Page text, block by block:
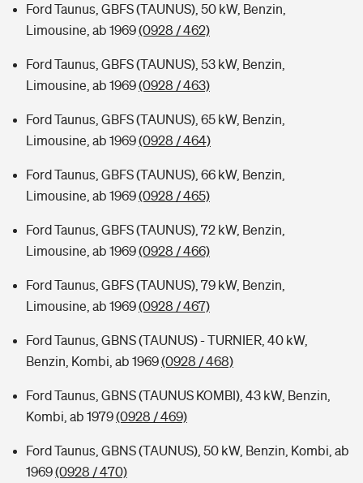
Ford Taunus, GBFS (TAUNUS), 50 kW, Benzin,
Limousine, ab 1969(0928 / 462)
Ford Taunus, GBFS (TAUNUS), 53 kW, Benzin,
Limousine, ab 1969(0928 / 463)
Ford Taunus, GBFS (TAUNUS), 65 kW, Benzin,
Limousine, ab 1969(0928 / 464)
Ford Taunus, GBFS (TAUNUS), 66 kW, Benzin,
Limousine, ab 1969(0928 / 465)
Ford Taunus, GBFS (TAUNUS), 72 kW, Benzin,
Limousine, ab 1969(0928 / 466)
Ford Taunus, GBFS (TAUNUS), 79 kW, Benzin,
Limousine, ab 1969(0928 / 467)
Ford Taunus, GBNS (TAUNUS) - TURNIER, 40 kW,
Benzin, Kombi, ab 1969(0928 / 468)
Ford Taunus, GBNS (TAUNUS KOMBI), 43 kW, Benzin,
Kombi, ab 1979(0928 / 469)
Ford Taunus, GBNS (TAUNUS), 50 kW, Benzin, Kombi, ab
1969(0928 / 470)